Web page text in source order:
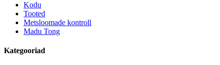
Kodu
Tooted
Metsloomade kontroll
Madu Tong
Kategooriad